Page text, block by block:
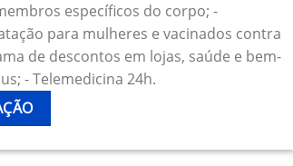
específicos do corpo; -
para mulheres e vacinados contra
de descontos em lojas, saúde e bem-
- Telemedicina 24h.